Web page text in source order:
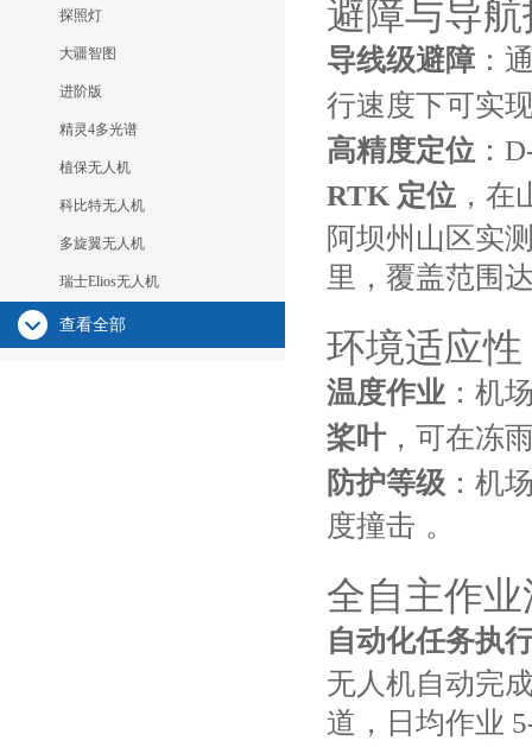
探照灯
大疆智图
进阶版
精灵4多光谱
植保无人机
科比特无人机
多旋翼无人机
瑞士Elios无人机
查看全部
避障与导
导线级避障 ：
行速度下可实
高精度定位 ：
RTK 定位 ，
阿坝州山区实
里，覆盖范围
环境适应性
温度作业 ：机
桨叶，可在冻
防护等级 ：机
度撞击 。
全自主作
自动化任务执
无人机自动完
道，日均作业